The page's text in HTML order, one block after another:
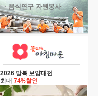
· 음식연구 자원봉사
2026 말복 보양대전
최대 74%할인